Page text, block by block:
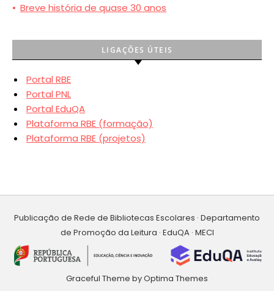
• Breve história de quase 30 anos
LIGAÇÕES ÚTEIS
Portal RBE
Portal PNL
Portal EduQA
Plataforma RBE (formação)
Plataforma RBE (projetos)
Publicação de Rede de Bibliotecas Escolares · Departamento
de Promoção da Leitura · EduQA · MECI
Graceful Theme byOptima Themes